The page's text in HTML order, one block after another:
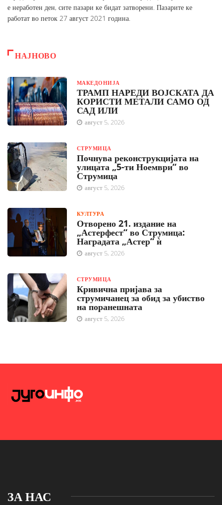
е неработен ден, сите пазари ке бидат затворени. Пазарите ке
работат во петок 27 август 2021 година.
НАЈНОВО
МАКЕДОНИЈА
ТРАМП НАРЕДИ ВОЈСКАТА ДА
КОРИСТИ МЕТАЛИ САМО ОД
САД ИЛИ
август 5, 2026
СТРУМИЦА
Почнува реконструкцијата на
улицата „5-ти Ноември“ во
Струмица
август 5, 2026
КУЛТУРА
Отворено 21. издание на
„Астерфест“ во Струмица:
Наградата „Астер“ ѝ
август 5, 2026
СТРУМИЦА
Кривична пријава за
струмичанец за обид за убиство
на поранешната
август 5, 2026
ЗА НАС